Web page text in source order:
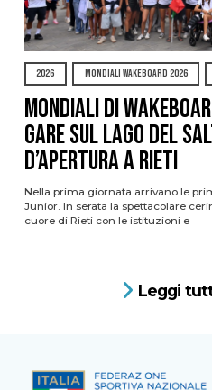
2026 MONDIALI WAKEBOARD 2026
Mondiali di
gare sul Lago del
d’apertura a Rieti
Nella prima giornata arrivano le
Junior. In serata la spettacolare
cuore di Rieti con le istituzioni e
Leggi